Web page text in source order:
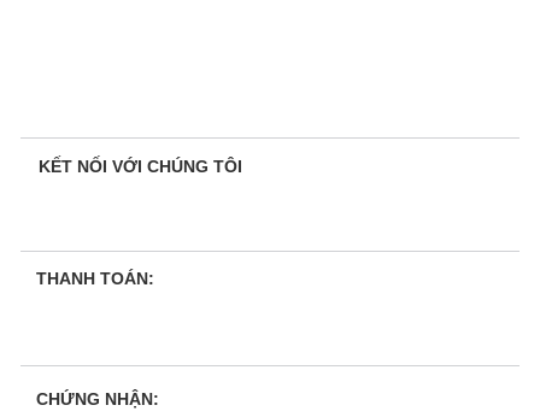
KẾT NỐI VỚI CHÚNG TÔI
THANH TOÁN:
CHỨNG NHẬN: